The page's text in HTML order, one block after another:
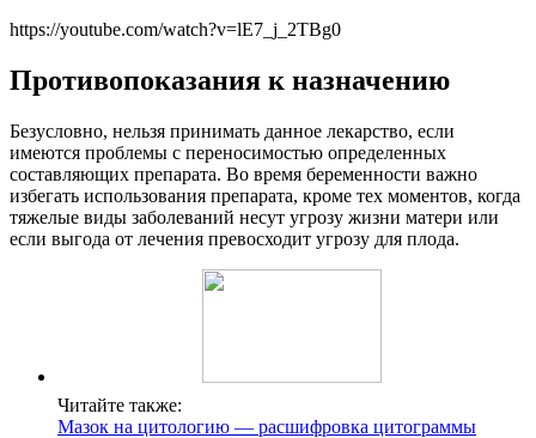
https://youtube.com/watch?v=lE7_j_2TBg0
Противопоказания к назначению
Безусловно, нельзя принимать данное лекарство, если
имеются проблемы с переносимостью определенных
составляющих препарата. Во время беременности важно
избегать использования препарата, кроме тех моментов, когда
тяжелые виды заболеваний несут угрозу жизни матери или
если выгода от лечения превосходит угрозу для плода.
Читайте также:
Мазок на цитологию — расшифровка цитограммы